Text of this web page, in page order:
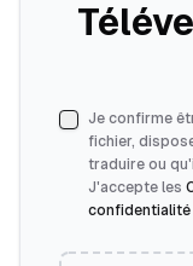
Je confirme
fichier,
traduire ou
J'accepte les
confidentialité